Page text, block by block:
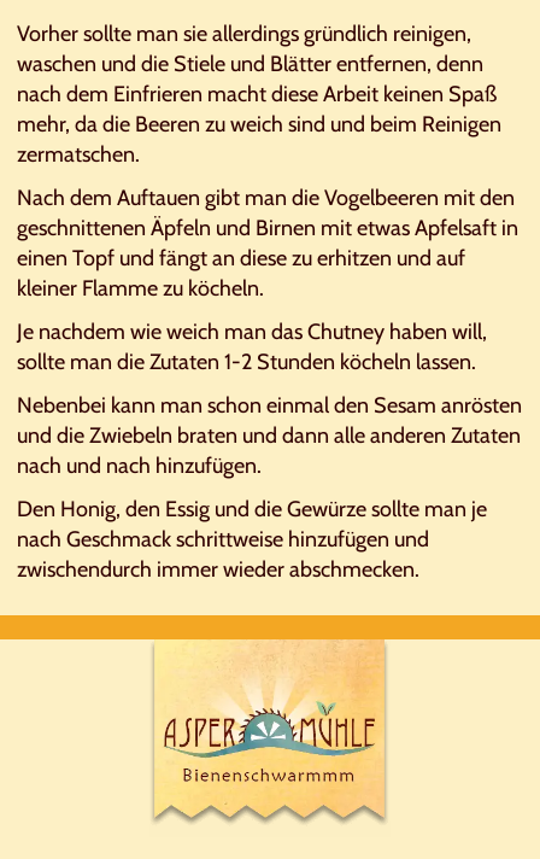
Vorher sollte man sie allerdings gründlich reinigen,
waschen und die Stiele und Blätter entfernen, denn
nach dem Einfrieren macht diese Arbeit keinen Spaß
mehr, da die Beeren zu weich sind und beim Reinigen
zermatschen.
Nach dem Auftauen gibt man die Vogelbeeren mit den
geschnittenen Äpfeln und Birnen mit etwas Apfelsaft in
einen Topf und fängt an diese zu erhitzen und auf
kleiner Flamme zu köcheln.
Je nachdem wie weich man das Chutney haben will,
sollte man die Zutaten 1-2 Stunden köcheln lassen.
Nebenbei kann man schon einmal den Sesam anrösten
und die Zwiebeln braten und dann alle anderen Zutaten
nach und nach hinzufügen.
Den Honig, den Essig und die Gewürze sollte man je
nach Geschmack schrittweise hinzufügen und
zwischendurch immer wieder abschmecken.